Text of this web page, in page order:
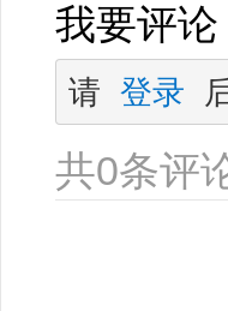
我要评论
请 登录
共0条评